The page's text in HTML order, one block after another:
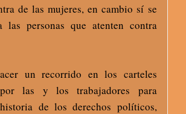
de las mujeres, en cambio sí se
las personas que atenten contra
un recorrido en los carteles
por las y los trabajadores para
de los derechos políticos,